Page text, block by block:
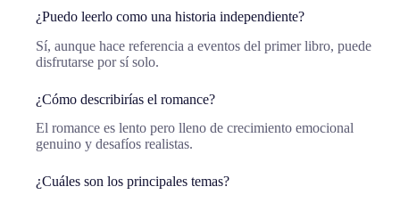
¿Puedo leerlo como una historia independiente?
Sí, aunque hace referencia a eventos del primer libro, puede
disfrutarse por sí solo.
¿Cómo describirías el romance?
El romance es lento pero lleno de crecimiento emocional
genuino y desafíos realistas.
¿Cuáles son los principales temas?